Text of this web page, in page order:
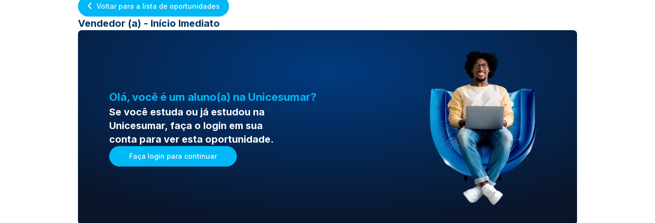
Voltar para a lista de oportunidades
Vendedor (a) - Início Imediato
Olá, você é um aluno(a) na Unicesumar?
Se você estuda ou já estudou na
Unicesumar, faça o login em sua
conta para ver esta oportunidade.
Faça login para continuar